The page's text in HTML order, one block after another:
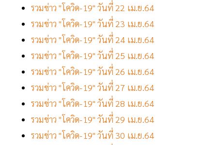
รวมข่าว "โควิด-19" วันที่ 22 เม.ย.64
รวมข่าว "โควิด-19" วันที่ 23 เม.ย.64
รวมข่าว "โควิด-19" วันที่ 24 เม.ย.64
รวมข่าว "โควิด-19" วันที่ 25 เม.ย.64
รวมข่าว "โควิด-19" วันที่ 26 เม.ย.64
รวมข่าว "โควิด-19" วันที่ 27 เม.ย.64
รวมข่าว "โควิด-19" วันที่ 28 เม.ย.64
รวมข่าว "โควิด-19" วันที่ 29 เม.ย.64
รวมข่าว "โควิด-19" วันที่ 30 เม.ย.64